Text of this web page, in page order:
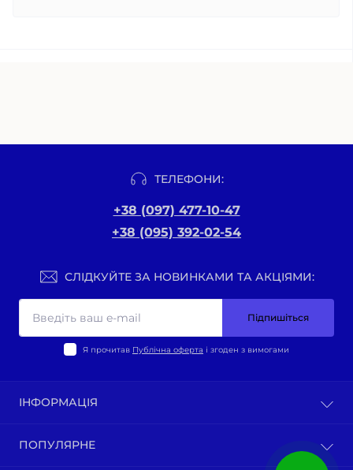
ТЕЛЕФОНИ:
+38 (097) 477-10-47
+38 (095) 392-02-54
СЛІДКУЙТЕ ЗА НОВИНКАМИ ТА АКЦІЯМИ:
Підпишіться
Я прочитав Публічна оферта і згоден з вимогами
ІНФОРМАЦІЯ
Політика конфіденційності
ПОПУЛЯРНЕ